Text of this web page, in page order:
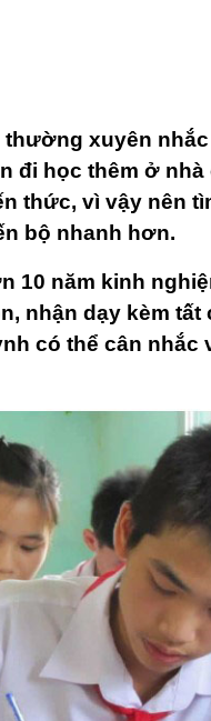
xuyên
đi học thêm ở
thức, vì vậy nên
bộ nhanh hơn.
10 năm kinh
nhận dạy kèm
có thể cân nhắc